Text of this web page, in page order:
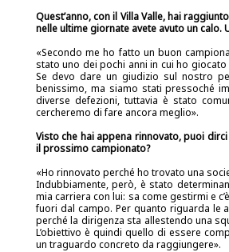
Quest’anno, con il Villa Valle, hai
nelle ultime giornate avete avuto un calo.
«Secondo me ho fatto un buon
stato uno dei pochi anni in cui ho
Se devo dare un giudizio sul nostro
benissimo, ma siamo stati pressoché
diverse defezioni, tuttavia è stato
cercheremo di fare ancora meglio».
Visto che hai appena rinnovato, puoi
il prossimo campionato?
«Ho rinnovato perché ho trovato una
Indubbiamente, però, è stato
mia carriera con lui: sa come gestirmi e
fuori dal campo. Per quanto riguarda le
perché la dirigenza sta allestendo una
L’obiettivo è quindi quello di essere
un traguardo concreto da raggiungere».